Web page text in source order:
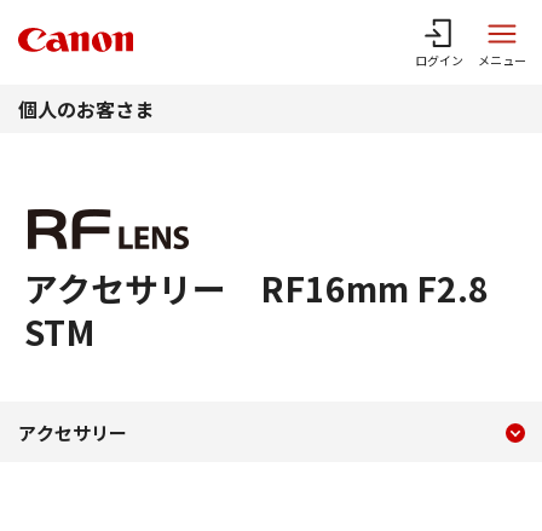
ログイン メニュー
個人のお客さま
アクセサリー RF16mm F2.8
STM
アクセサリー RF16mm
アクセサリー